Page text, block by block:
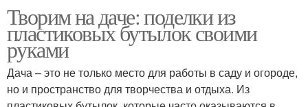
Творим на даче: поделки из
пластиковых бутылок своими
руками
Дача – это не только место для работы в саду и огороде,
но и пространство для творчества и отдыха. Из